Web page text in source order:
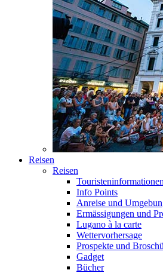
Reisen
Reisen
Info Points
Anreise und
Ermässigungen und
Lugano à la carte
Wettervorhersage
Prospekte und
Gadget
Bücher